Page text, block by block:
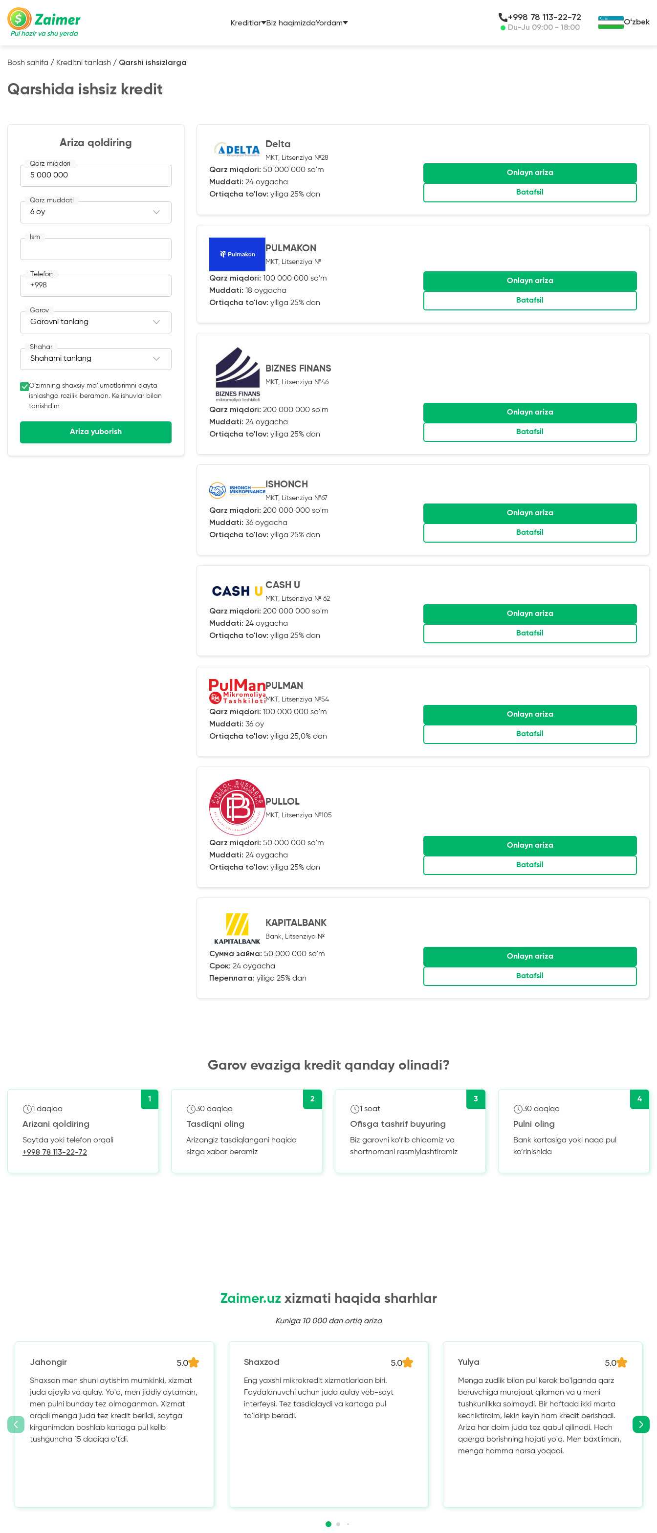
Pul hozir va shu yerda
Kreditlar Biz haqimizdaYordam
+998 78 113-22-72
Du-Ju 09:00 - 18:00
Oʻzbek
Bosh sahifa / Kreditni tanlash / Qarshi ishsizlarga
Qarshida ishsiz kredit
Ariza qoldiring
Qarz miqdori
Qarz muddati
Ism
Telefon
+998
Garov
Shahar
O‘zimning shaxsiy ma’lumotlarimni qayta
ishlashga rozilik beraman. Kelishuvlar bilan
tanishdim
Ariza yuborish
Delta
MKT, Litsenziya №28
Qarz miqdori: 50 000 000 so'm
Muddati: 24 oygacha
Ortiqcha to'lov: yiliga 25% dan
Onlayn ariza
Batafsil
PULMAKON
MKT, Litsenziya №
Qarz miqdori: 100 000 000 so'm
Muddati: 18 oygacha
Ortiqcha to'lov: yiliga 25% dan
Onlayn ariza
Batafsil
BIZNES FINANS
MKT, Litsenziya №46
Qarz miqdori: 200 000 000 so'm
Muddati: 24 oygacha
Ortiqcha to'lov: yiliga 25% dan
Onlayn ariza
Batafsil
ISHONCH
MKT, Litsenziya №67
Qarz miqdori: 200 000 000 so'm
Muddati: 36 oygacha
Ortiqcha to'lov: yiliga 25% dan
Onlayn ariza
Batafsil
CASH U
MKT, Litsenziya № 62
Qarz miqdori: 200 000 000 so'm
Muddati: 24 oygacha
Ortiqcha to'lov: yiliga 25% dan
Onlayn ariza
Batafsil
PULMAN
MKT, Litsenziya №54
Qarz miqdori: 100 000 000 so'm
Muddati: 36 oy
Ortiqcha to'lov: yiliga 25,0% dan
Onlayn ariza
Batafsil
PULLOL
MKT, Litsenziya №105
Qarz miqdori: 50 000 000 so'm
Muddati: 24 oygacha
Ortiqcha to'lov: yiliga 25% dan
Onlayn ariza
Batafsil
KAPITALBANK
Bank, Litsenziya №
Сумма займа: 50 000 000 so'm
Срок: 24 oygacha
Переплата: yiliga 25% dan
Onlayn ariza
Batafsil
Garov evaziga kredit qanday olinadi?
1
1 daqiqa
Arizani qoldiring
Saytda yoki telefon orqali
+998 78 113-22-72
2
30 daqiqa
Tasdiqni oling
Arizangiz tasdiqlangani haqida
sizga xabar beramiz
3
1 soat
Ofisga tashrif buyuring
Biz garovni ko’rib chiqamiz va
shartnomani rasmiylashtiramiz
4
30 daqiqa
Pulni oling
Bank kartasiga yoki naqd pul
ko’rinishida
Zaimer.uzxizmati haqida sharhlar
Kuniga 10 000 dan ortiq ariza
Jahongir 5.0
Shaxsan men shuni aytishim mumkinki, xizmat
juda ajoyib va ​​qulay. Yo'q, men jiddiy aytaman,
men pulni bunday tez olmaganman. Xizmat
orqali menga juda tez kredit berildi, saytga
kirganimdan boshlab kartaga pul kelib
tushguncha 15 daqiqa o'tdi.
Shaxzod 5.0
Eng yaxshi mikrokredit xizmatlaridan biri.
Foydalanuvchi uchun juda qulay veb-sayt
interfeysi. Tez tasdiqlaydi va kartaga pul
to'ldirip beradi.
Yulya 5.0
Menga zudlik bilan pul kerak bo'lganda qarz
beruvchiga murojaat qilaman va u meni
tushkunlikka solmaydi. Bir haftada ikki marta
kechiktirdim, lekin keyin ham kredit berishadi.
Ariza har doim juda tez qabul qilinadi. Hech
qaerga borishning hojati yo'q. Men baxtliman,
menga hamma narsa yoqadi.